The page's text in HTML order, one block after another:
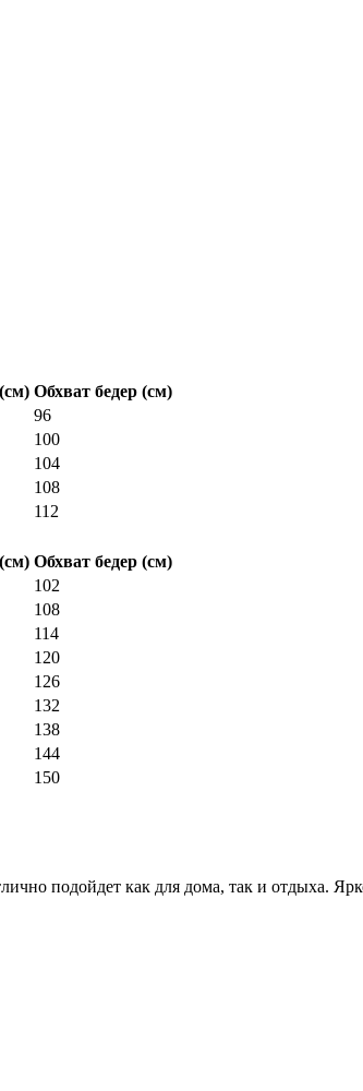
Обхват бедер (см)
96
100
104
108
112
Обхват бедер (см)
102
108
114
120
126
132
138
144
150
подойдет как для дома, так и отдыха.